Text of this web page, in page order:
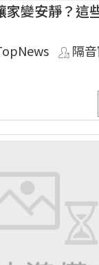
家變安靜？這
隔